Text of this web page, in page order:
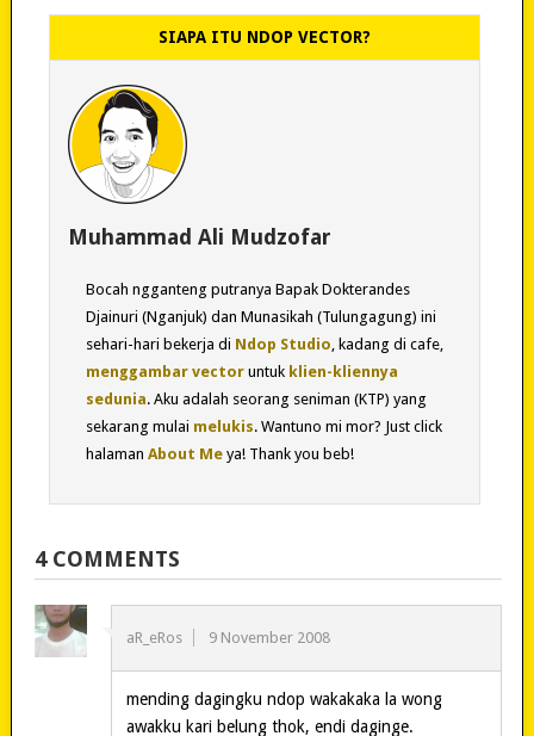
SIAPA ITU NDOP VECTOR?
Muhammad Ali Mudzofar
Bocah ngganteng putranya Bapak Dokterandes
Djainuri (Nganjuk) dan Munasikah (Tulungagung) ini
sehari-hari bekerja di Ndop Studio , kadang di cafe,
menggambar vectoruntuk klien-kliennya
sedunia. Aku adalah seorang seniman (KTP) yang
sekarang mulai melukis. Wantuno mi mor? Just click
halaman About Meya! Thank you beb!
4 COMMENTS
aR_eRos 9 November 2008
mending dagingku ndop wakakaka la wong
awakku kari belung thok, endi daginge.